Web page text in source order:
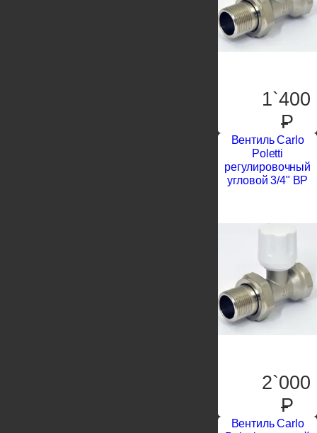
1`400
P
Вентиль Carlo
Poletti
регулировочный
угловой 3/4" ВР
2`000
P
Вентиль Carlo